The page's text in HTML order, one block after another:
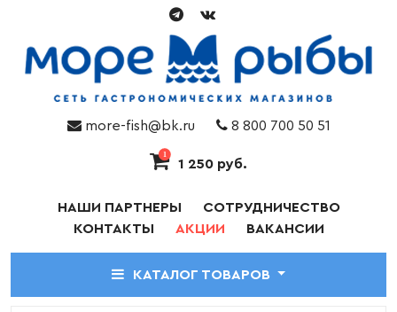
more-fish@bk.ru 8 800 700 50 51
1
1 250 руб.
НАШИ ПАРТНЕРЫ
СОТРУДНИЧЕСТВО
КОНТАКТЫ
АКЦИИ ВАКАНСИИ
КАТАЛОГ ТОВАРОВ